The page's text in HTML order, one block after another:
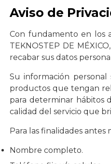
Aviso de
Con fundamento en los
TEKNOSTEP DE
recabar sus datos
Su información personal
productos que tengan
para determinar hábitos
calidad del servicio que
Para las finalidades
Nombre completo.